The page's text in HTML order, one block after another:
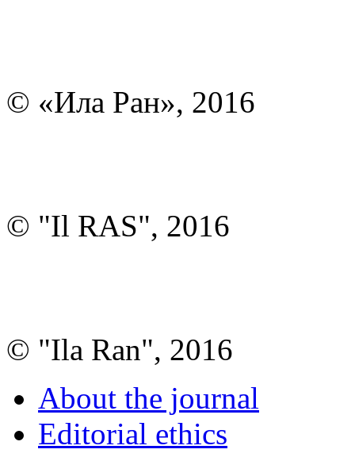
© «Ила Ран», 2016
© "Il RAS", 2016
© "Ila Ran", 2016
About the journal
Editorial ethics